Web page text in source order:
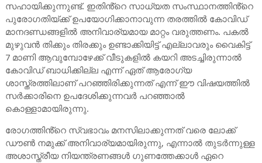
സഹായിക്കുന്നുണ്ട്. ഇതിൻ്റെ സാധ്യത സംസ്ഥാനത്തിൻ്റെ
പുരോഗതിയ്ക്ക് ഉപയോഗിക്കാനാവുന്ന തരത്തിൽ കോവിഡ്
മാനദണ്ഡങ്ങളിൽ അനിവാര്യമായ മാറ്റം വരുത്തണം. പകൽ
മുഴുവൻ തിക്കും തിരക്കും ഉണ്ടാക്കിയിട്ട് എല്ലാവരും വൈകിട്ട്
7 മാണി ആവുമ്പോഴേക്ക് വീടുകളിൽ കയറി അടച്ചിരുന്നാൽ
കോവിഡ് ബാധിക്കില്ല എന്ന് ഏത് ആരോഗ്യ
ശാസ്ത്രത്തിലാണ് പറഞ്ഞിരിക്കുന്നത് എന്ന് ഈ വിഷയത്തിൽ
സർക്കാരിനെ ഉപദേശിക്കുന്നവർ പറഞ്ഞാൽ
കൊള്ളാമായിരുന്നു.
രോഗത്തിൻ്റെ സ്വഭാവം മനസിലാക്കുന്നത് വരെ ലോക്ക്
ഡൗൺ നമുക്ക് അനിവാര്യമായിരുന്നു, എന്നാൽ തുടർന്നുള്ള
അശാസ്ത്രീയ നിയന്ത്രണങ്ങൾ ഗുണത്തേക്കാൾ ഏറെ